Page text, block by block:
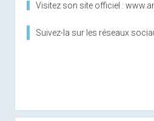
Visitez son site officiel :
Suivez-la sur les réseaux